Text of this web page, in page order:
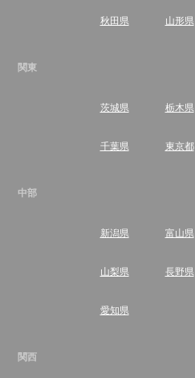
秋田県 山形県
関東
茨城県 栃木県
千葉県 東京都
中部
新潟県 富山県
山梨県 長野県
愛知県
関西